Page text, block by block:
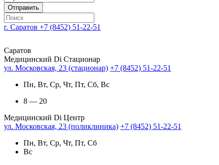
г. Саратов +7 (8452) 51-22-51
Саратов
Медицинский Di Стационар
ул. Московская, 23 (стационар) +7 (8452) 51-22-51
Пн, Вт, Ср, Чт, Пт, Сб, Вс
8 — 20
Медицинский Di Центр
ул. Московская, 23 (поликлиника) +7 (8452) 51-22-51
Пн, Вт, Ср, Чт, Пт, Сб
Вс